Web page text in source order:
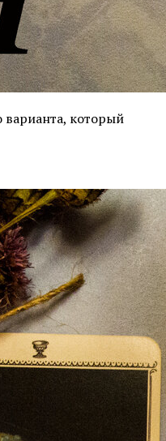
варианта, который